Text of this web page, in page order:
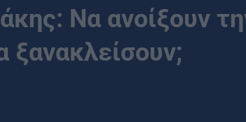
Να ανοίξουν
ξανακλείσουν;